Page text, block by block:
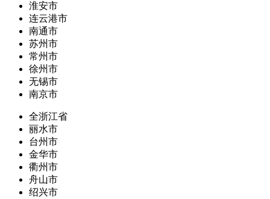
淮安市
连云港市
南通市
苏州市
常州市
徐州市
无锡市
南京市
全浙江省
丽水市
台州市
金华市
衢州市
舟山市
绍兴市